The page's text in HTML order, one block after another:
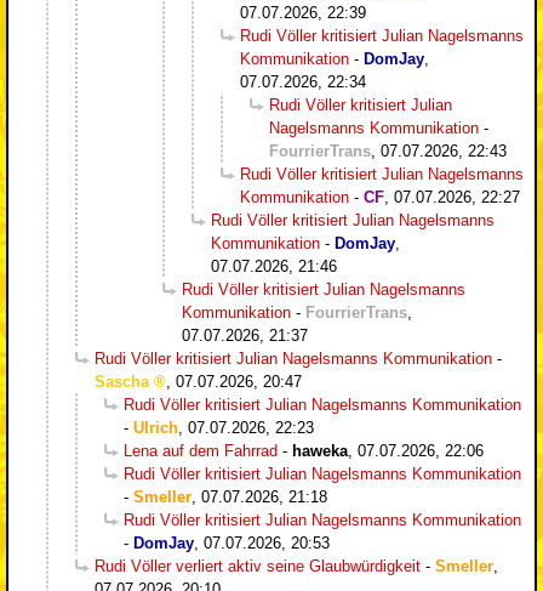
07.07.2026, 22:39
Rudi Völler kritisiert Julian Nagelsmanns
Kommunikation - DomJay
07.07.2026, 22:34
Rudi Völler kritisiert Julian
Nagelsmanns Kommunikation -
FourrierTrans 07.07.2026, 22:43
Rudi Völler kritisiert Julian Nagelsmanns
Kommunikation - CF 07.07.2026, 22:27
Rudi Völler kritisiert Julian Nagelsmanns
Kommunikation - DomJay
07.07.2026, 21:46
Rudi Völler kritisiert Julian Nagelsmanns
Kommunikation - FourrierTrans
07.07.2026, 21:37
Rudi Völler kritisiert Julian Nagelsmanns Kommunikation -
Sascha
07.07.2026, 20:47
Rudi Völler kritisiert Julian Nagelsmanns Kommunikation
- Ulrich 07.07.2026, 22:23
Lena auf dem Fahrrad - haweka 07.07.2026, 22:06
Rudi Völler kritisiert Julian Nagelsmanns Kommunikation
- Smeller 07.07.2026, 21:18
Rudi Völler kritisiert Julian Nagelsmanns Kommunikation
- DomJay 07.07.2026, 20:53
Rudi Völler verliert aktiv seine Glaubwürdigkeit - Smeller